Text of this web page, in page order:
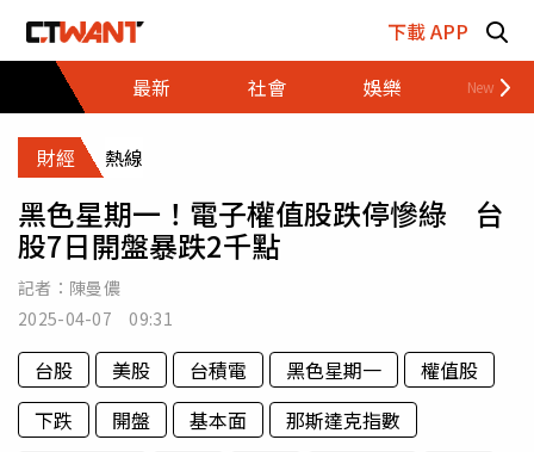
下載 APP
最新
社會 娛樂 財經
財經 熱線
黑色星期一！電子權值股跌停慘綠 台
股7日開盤暴跌2千點
記者： 陳曼儂
2025-04-07 09:31
台股 美股 台積電 黑色星期一
權值股
下跌
開盤 基本面
那斯達克指數